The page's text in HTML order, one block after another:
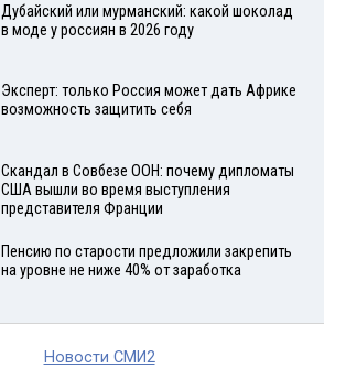
Дубайский или мурманский: какой шоколад
в моде у россиян в 2026 году
Эксперт: только Россия может дать Африке
возможность защитить себя
Скандал в Совбезе ООН: почему дипломаты
США вышли во время выступления
представителя Франции
Пенсию по старости предложили закрепить
на уровне не ниже 40% от заработка
Новости СМИ2